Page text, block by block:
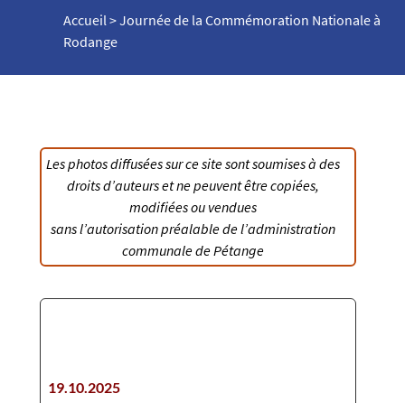
Accueil>Journée de la Commémoration Nationale à
Rodange
Les photos diffusées sur ce site sont soumises à des
droits d’auteurs et ne peuvent être copiées,
modifiées ou vendues
sans l’autorisation préalable de l’administration
communale de Pétange​​
19.10.2025